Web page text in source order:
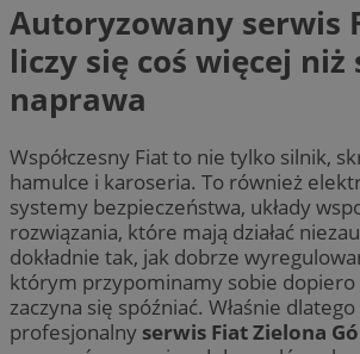
Autoryzowany serwis
liczy się coś więcej niż
naprawa
Współczesny Fiat to nie tylko silnik,
hamulce i karoseria. To również
systemy bezpieczeństwa, układy
rozwiązania, które mają działać
dokładnie tak, jak dobrze
którym przypominamy sobie dopiero
zaczyna się spóźniać. Właśnie dlatego
profesjonalny serwis Fiat Zielona